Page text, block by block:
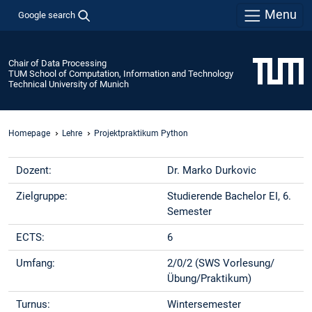
Google search Menu
Chair of Data Processing
TUM School of Computation, Information and Technology
Technical University of Munich
Homepage Lehre Projektpraktikum Python
Dozent: Dr. Marko Durkovic
Zielgruppe:
Studierende Bachelor EI, 6.
Semester
ECTS: 6
Umfang:
2/0/2 (SWS Vorlesung/
Übung/Praktikum)
Turnus: Wintersemester